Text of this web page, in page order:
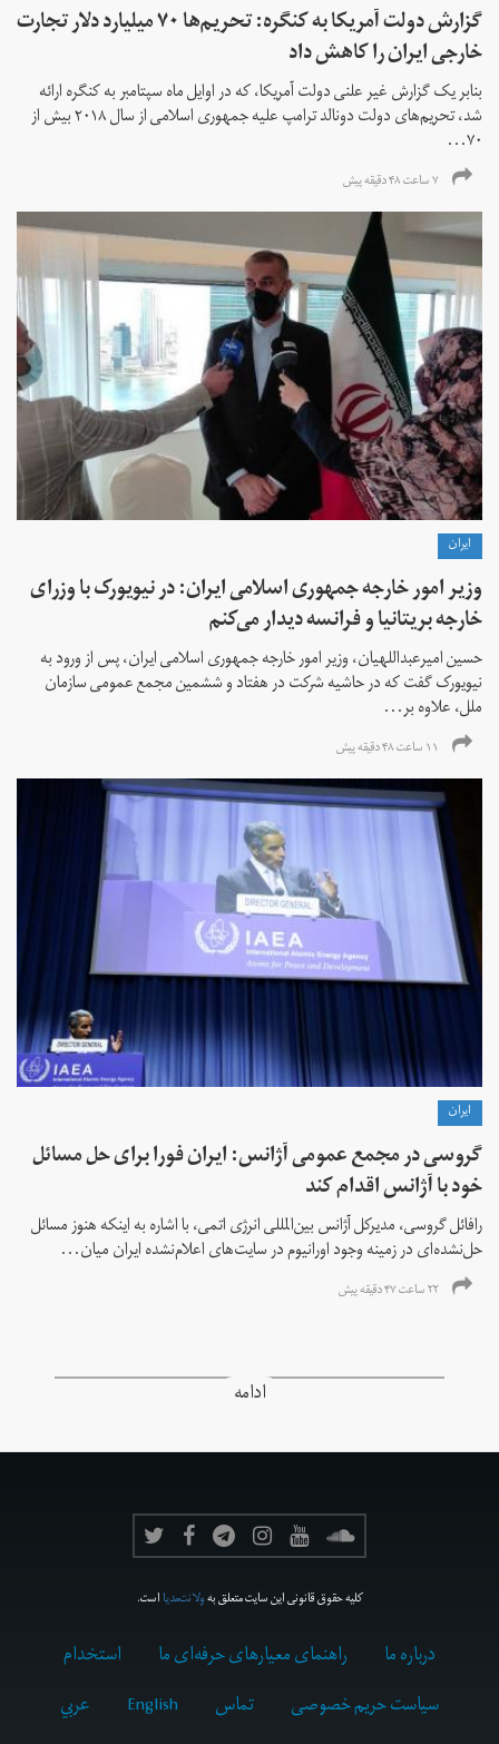
گزارش دولت آمریکا به کنگره: تحریم‌ها ۷۰ میلیارد دلار تجارت
خارجی ایران را کاهش داد
بنابر یک گزارش غیر علنی دولت آمریکا، که در اوایل ماه سپتامبر به کنگره ارائه
شد، تحریم‌های دولت دونالد ترامپ علیه جمهوری اسلامی از سال ۲۰۱۸ بیش از
۷۰...
۷ ساعت ۴۸ دقیقه پیش
ايران
وزیر امور خارجه جمهوری اسلامی ایران: در نیویورک با وزرای
خارجه بریتانیا و فرانسه دیدار می‌کنم
حسین امیرعبداللهیان، وزیر امور خارجه جمهوری اسلامی ایران، پس از ورود به
نیویورک گفت که در حاشیه شرکت در هفتاد و ششمین مجمع عمومی سازمان
ملل، علاوه بر...
۱۱ ساعت ۴۸ دقیقه پیش
ايران
گروسی در مجمع عمومی آژانس: ایران فورا برای حل مسائل
خود با آژانس اقدام کند
رافائل گروسی، مدیرکل آژانس بین‌المللی انرژی اتمی، با اشاره به اینکه هنوز مسائل
حل‌نشده‌ای در زمینه وجود اورانیوم در سایت‌های اعلام‌نشده ایران میان...
۲۲ ساعت ۴۷ دقیقه پیش
ادامه
کلیه حقوق قانونی این سایت متعلق بهولانت‌مدیااست.
درباره ما راهنمای معیارهای حرفه‌ای ما
استخدام
سیاست حریم خصوصی
تماس English
عربي